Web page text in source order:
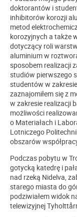
doktorantów i
inhibitorów korozji
metod
korozyjnych a także
dotyczący roli
aluminium w
sposobem realizacji
studiów pierwszego
studentów w
zaznajomiłem się z
w zakresie realizacji
możliwości
o Materiałach i
Lotniczego
obszarów
Podczas pobytu w
gotycką katedrę i
nad rzeką Nidelva,
starego miasta do
podziwiałem widok
telewizyjnej